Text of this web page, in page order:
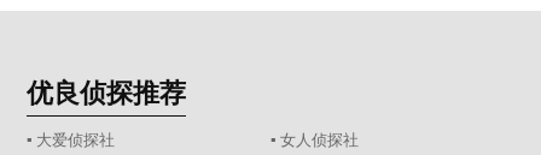
优良侦探推荐
▪ 大爱侦探社
▪ 女人侦探社